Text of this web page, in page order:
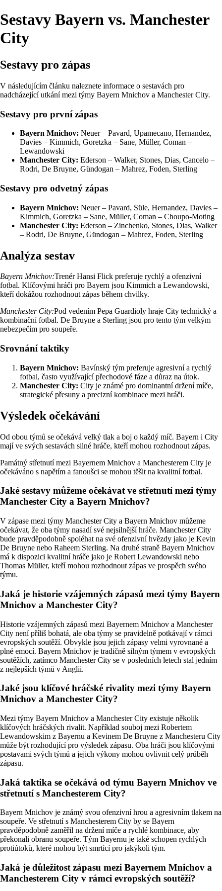
Sestavy Bayern vs. Manchester
City
Sestavy pro zápas
V následujícím článku naleznete informace o sestavách pro
nadcházející utkání mezi týmy Bayern Mnichov a Manchester City.
Sestavy pro první zápas
Bayern Mnichov: Neuer – Pavard, Upamecano, Hernandez,
Davies – Kimmich, Goretzka – Sane, Müller, Coman –
Lewandowski
Manchester City: Ederson – Walker, Stones, Dias, Cancelo –
Rodri, De Bruyne, Gündogan – Mahrez, Foden, Sterling
Sestavy pro odvetný zápas
Bayern Mnichov: Neuer – Pavard, Süle, Hernandez, Davies –
Kimmich, Goretzka – Sane, Müller, Coman – Choupo-Moting
Manchester City: Ederson – Zinchenko, Stones, Dias, Walker
– Rodri, De Bruyne, Gündogan – Mahrez, Foden, Sterling
Analýza sestav
Bayern Mnichov:Trenér Hansi Flick preferuje rychlý a ofenzivní
fotbal. Klíčovými hráči pro Bayern jsou Kimmich a Lewandowski,
kteří dokážou rozhodnout zápas během chvilky.
Manchester City:Pod vedením Pepa Guardioly hraje City technický a
kombinační fotbal. De Bruyne a Sterling jsou pro tento tým velkým
nebezpečím pro soupeře.
Srovnání taktiky
Bayern Mnichov: Bavínský tým preferuje agresivní a rychlý
fotbal, často využívající přechodové fáze a důraz na útok.
Manchester City: City je známé pro dominantní držení míče,
strategické přesuny a precizní kombinace mezi hráči.
Výsledek očekávání
Od obou týmů se očekává velký tlak a boj o každý míč. Bayern i City
mají ve svých sestavách silné hráče, kteří mohou rozhodnout zápas.
Památný střetnutí mezi Bayernem Mnichov a Manchesterem City je
očekáváno s napětím a fanoušci se mohou těšit na kvalitní fotbal.
Jaké sestavy můžeme očekávat ve střetnutí mezi týmy
Manchester City a Bayern Mnichov?
V zápase mezi týmy Manchester City a Bayern Mnichov můžeme
očekávat, že oba týmy nasadí své nejsilnější hráče. Manchester City
bude pravděpodobně spoléhat na své ofenzivní hvězdy jako je Kevin
De Bruyne nebo Raheem Sterling. Na druhé straně Bayern Mnichov
má k dispozici kvalitní hráče jako je Robert Lewandowski nebo
Thomas Müller, kteří mohou rozhodnout zápas ve prospěch svého
týmu.
Jaká je historie vzájemných zápasů mezi týmy Bayern
Mnichov a Manchester City?
Historie vzájemných zápasů mezi Bayernem Mnichov a Manchester
City není příliš bohatá, ale oba týmy se pravidelně potkávají v rámci
evropských soutěží. Obvykle jsou jejich zápasy velmi vyrovnané a
plné emocí. Bayern Mnichov je tradičně silným týmem v evropských
soutěžích, zatímco Manchester City se v posledních letech stal jedním
z nejlepších týmů v Anglii.
Jaké jsou klíčové hráčské rivality mezi týmy Bayern
Mnichov a Manchester City?
Mezi týmy Bayern Mnichov a Manchester City existuje několik
klíčových hráčských rivalit. Například souboj mezi Robertem
Lewandowskim z Bayernu a Kevinem De Bruyne z Manchesteru City
může být rozhodující pro výsledek zápasu. Oba hráči jsou klíčovými
postavami svých týmů a jejich výkony mohou ovlivnit celý průběh
zápasu.
Jaká taktika se očekává od týmu Bayern Mnichov ve
střetnutí s Manchesterem City?
Bayern Mnichov je známý svou ofenzivní hrou a agresivním tlakem na
soupeře. Ve střetnutí s Manchesterem City by se Bayern
pravděpodobně zaměřil na držení míče a rychlé kombinace, aby
překonali obranu soupeře. Tým Bayernu je také schopen rychlých
protiútoků, které mohou být smrtící pro jakýkoli tým.
Jaká je důležitost zápasu mezi Bayernem Mnichov a
Manchesterem City v rámci evropských soutěží?